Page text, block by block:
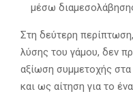
μέσω
Στη δεύτερη
λύσης του γάμου, δεν
αξίωση συμμετοχής
και ως αίτηση για το